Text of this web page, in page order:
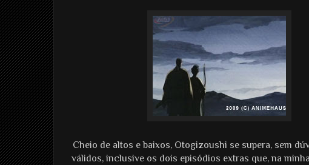
Cheio de altos e baixos, Otogizoushi se supera, sem
válidos, inclusive os dois episódios extras que, na